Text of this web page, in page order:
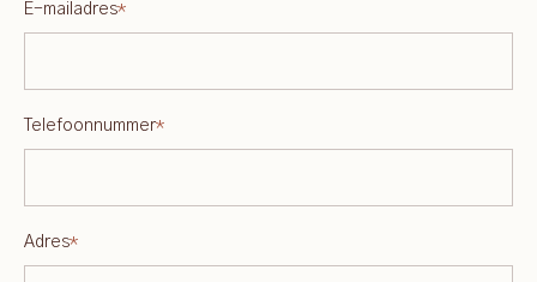
E-mailadres*
Telefoonnummer*
Adres*